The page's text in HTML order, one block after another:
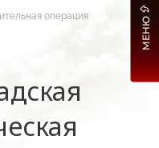
операция
МЕНЮ